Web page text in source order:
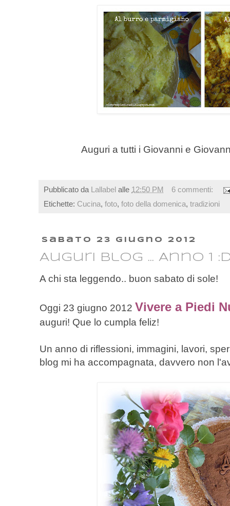
Auguri a tutti i Giovanni e
Pubblicato da Lallabel alle 12:50 PM
6 commenti:
Etichette: Cucina, foto, foto della domenica, tradizioni
sabato 23 giugno 2012
Auguri Blog ... Anno 1
A chi sta leggendo.. buon sabato di sole!
Oggi 23 giugno 2012 Vivere a Piedi
auguri! Que lo cumpla feliz!
Un anno di riflessioni, immagini, lavori,
blog mi ha accompagnata, davvero non